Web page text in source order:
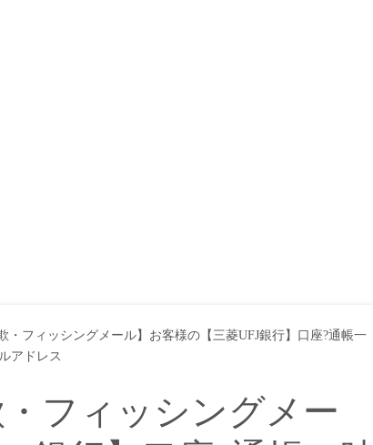
・フィッシングメール】お客様の【三菱UFJ銀行】口座?通帳一
アドレス
・フィッシングメー